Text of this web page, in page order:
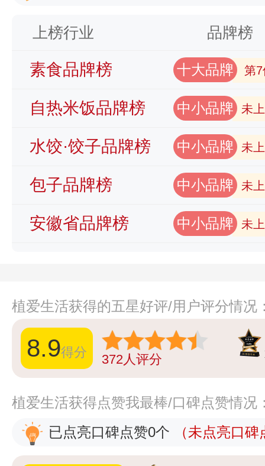
上榜行业 品牌榜
素食品牌榜 十大品牌 第7
自热米饭品牌榜 中小品牌 未
水饺·饺子品牌榜 中小品牌 未
包子品牌榜 中小品牌 未
安徽省品牌榜 中小品牌 未
植爱生活获得的五星好评/用户评分情况
8.9得分 372人评分
植爱生活获得点赞我最棒/口碑点赞情况
已点亮口碑点赞0个
（未点亮口